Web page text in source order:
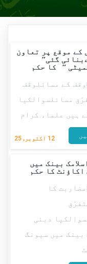
کے موقع پر تعاون
گئی”
“ کا حکم
12 اکتوبر, 25
88690وقف کے مسائلوقف
مسائلسوالکیا
ہیں علماء کرام
بینک میں
اکاؤنٹ کا حکم
88675مضاربت کا
دبئی
بینک میں سیونگ